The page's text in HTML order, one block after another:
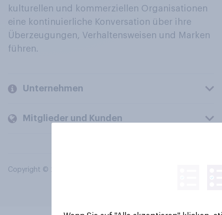
kulturellen und kommerziellen Organisationen
eine kontinuierliche Konversation über ihre
Überzeugungen, Verhaltensweisen und Marken
führen.
Unternehmen
Mitglieder und Kunden
Copyright © 2026 YouGov PLC. Alle Rechte vorbehalten.